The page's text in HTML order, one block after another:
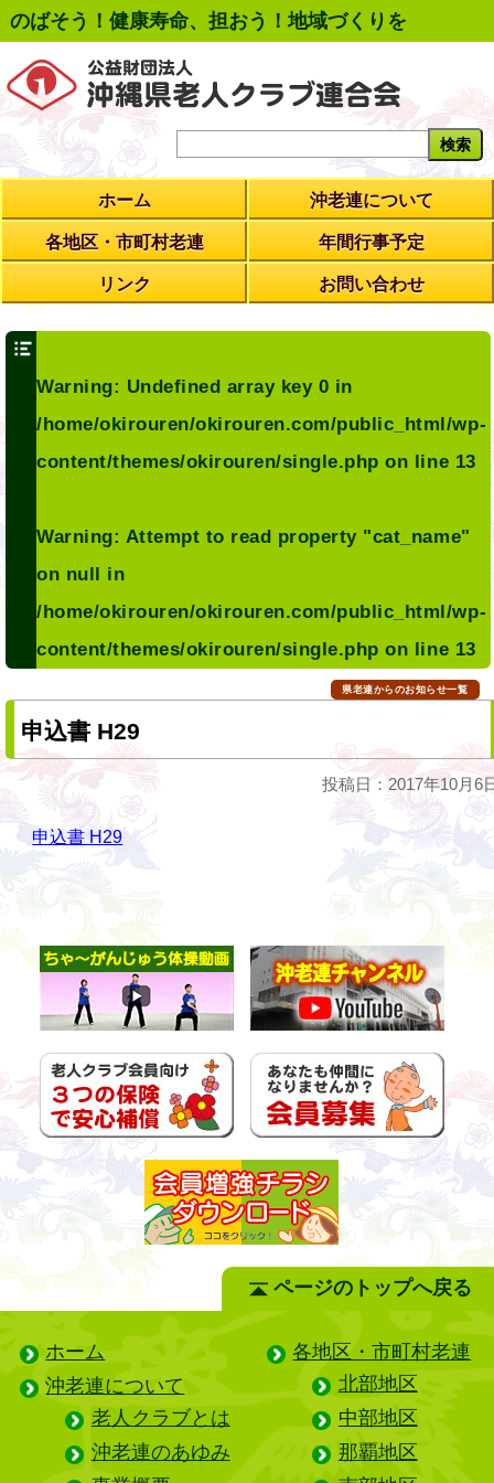
のばそう！健康寿命、担おう！地域づくりを
ホーム 沖老連について
各地区・市町村老連 年間行事予定
リンク お問い合わせ
Warning: Undefined array key 0 in
/home/okirouren/okirouren.com/public_html/wp-
content/themes/okirouren/single.php on line 13
Warning: Attempt to read property "cat_name"
on null in
/home/okirouren/okirouren.com/public_html/wp-
content/themes/okirouren/single.php on line 13
県老連からのお知らせ一覧
申込書 H29
投稿日：2017年10月6
申込書 H29
ページのトップへ戻る
ホーム
沖老連について
老人クラブとは
沖老連のあゆみ
各地区・市町村老連
北部地区
中部地区
那覇地区